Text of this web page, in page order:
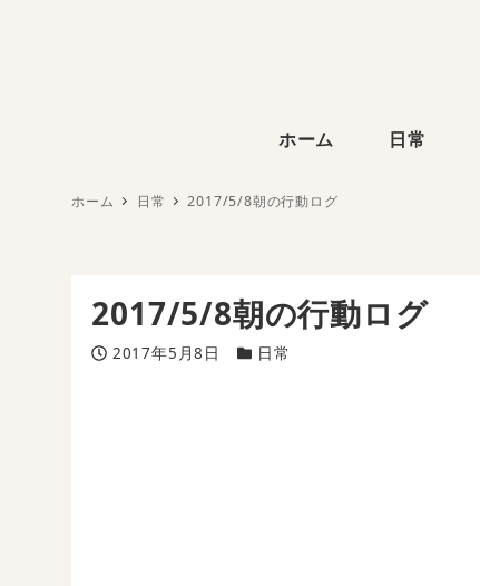
ホーム 日常
ホーム 日常 2017/5/8朝の行動ログ
2017/5/8朝の行動ログ
投稿日
2017年5月8日 カテゴリー
日常